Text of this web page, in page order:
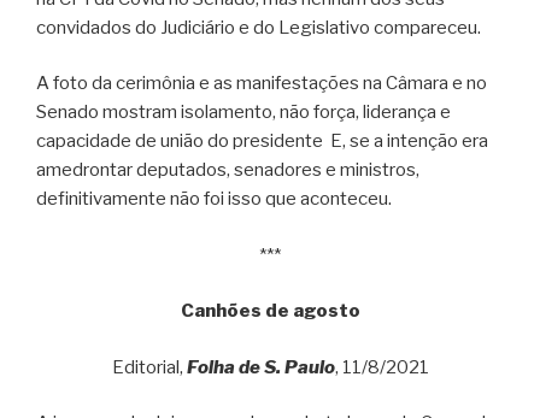
convidados do Judiciário e do Legislativo compareceu.
A foto da cerimônia e as manifestações na Câmara e no
Senado mostram isolamento, não força, liderança e
capacidade de união do presidente E, se a intenção era
amedrontar deputados, senadores e ministros,
definitivamente não foi isso que aconteceu.
***
Canhões de agosto
Editorial, Folha de S. Paulo, 11/8/2021